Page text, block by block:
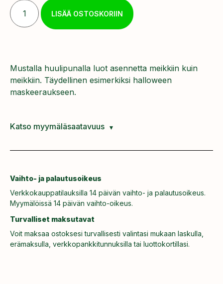
LISÄÄ OSTOSKORIIN
Mustalla huulipunalla luot asennetta meikkiin kuin
meikkiin. Täydellinen esimerkiksi halloween
maskeeraukseen.
Katso myymäläsaatavuus
Vaihto- ja palautusoikeus
Verkkokauppatilauksilla 14 päivän vaihto- ja palautusoikeus.
Myymälöissä 14 päivän vaihto-oikeus.
Turvalliset maksutavat
Voit maksaa ostoksesi turvallisesti valintasi mukaan laskulla,
erämaksulla, verkkopankkitunnuksilla tai luottokortillasi.